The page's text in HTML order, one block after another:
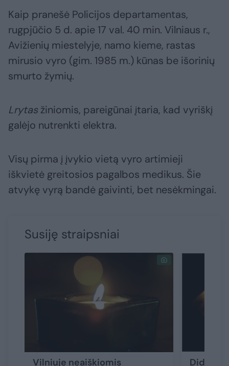
Kaip pranešė Policijos departamentas,
rugpjūčio 5 d. apie 17 val. 40 min. Vilniaus r.,
Avižienių miestelyje, namo kieme, rastas
mirusio vyro (gim. 1985 m.) kūnas be išorinių
smurto žymių.
Lrytasžiniomis, pareigūnai įtaria, kad vyriškį
galėjo nutrenkti elektra.
Visų pirma į įvykio vietą vyro artimieji
iškvietė greitosios pagalbos medikus. Šie
atvykę vyrą bandė gaivinti, bet nesėkmingai.
Susiję straipsniai
Vilniuje neaiškiomis Didžiulė